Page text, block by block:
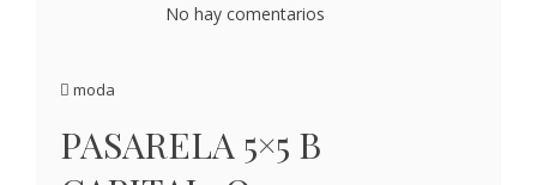
No hay comentarios
moda
PASARELA 5×5 B